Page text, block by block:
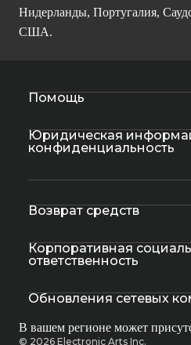
Нидерланды, Португалия,
США.
Помощь
Юридическая
конфиденциальность
Возврат средств
Корпоративная
ответственность
Обновления сетевых
В вашем регионе может
© 2026 Electronic Arts Inc.